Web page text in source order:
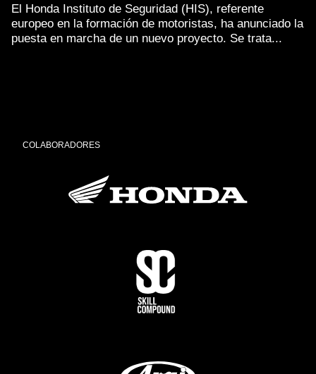
El Honda Instituto de Seguridad (HIS), referente
europeo en la formación de motoristas, ha anunciado la
puesta en marcha de un nuevo proyecto. Se trata...
COLABORADORES